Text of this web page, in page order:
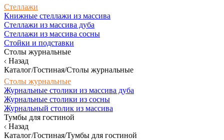
Стеллажи
Книжные стеллажи из массива
Стеллажи из массива дуба
Стеллажи из массива сосны
Стойки и подставки
Столы журнальные
Назад
Каталог/Гостиная/Столы журнальные
Столы журнальные
Журнальные столики из массива дуба
Журнальные столики из сосны
Журнальный столик из массива
Тумбы для гостиной
Назад
Каталог/Гостиная/Тумбы для гостиной